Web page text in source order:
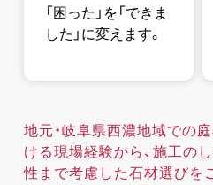
「困った」を「できま
した」に変えます。
地元・岐阜県西濃地域での
ける現場経験から、施工の
性まで考慮した石材選びを